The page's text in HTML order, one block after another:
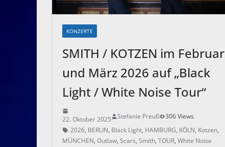
KONZERTE
SMITH / KOTZEN im Februar
und März 2026 auf „Black
Light / White Noise Tour“
22. Oktober 2025 Stefanie Preuß
306 Views
2026, BERLIN, Black Light, HAMBURG, KÖLN, Kotzen,
MÜNCHEN, Outlaw, Scars, Smith, TOUR, White Noise